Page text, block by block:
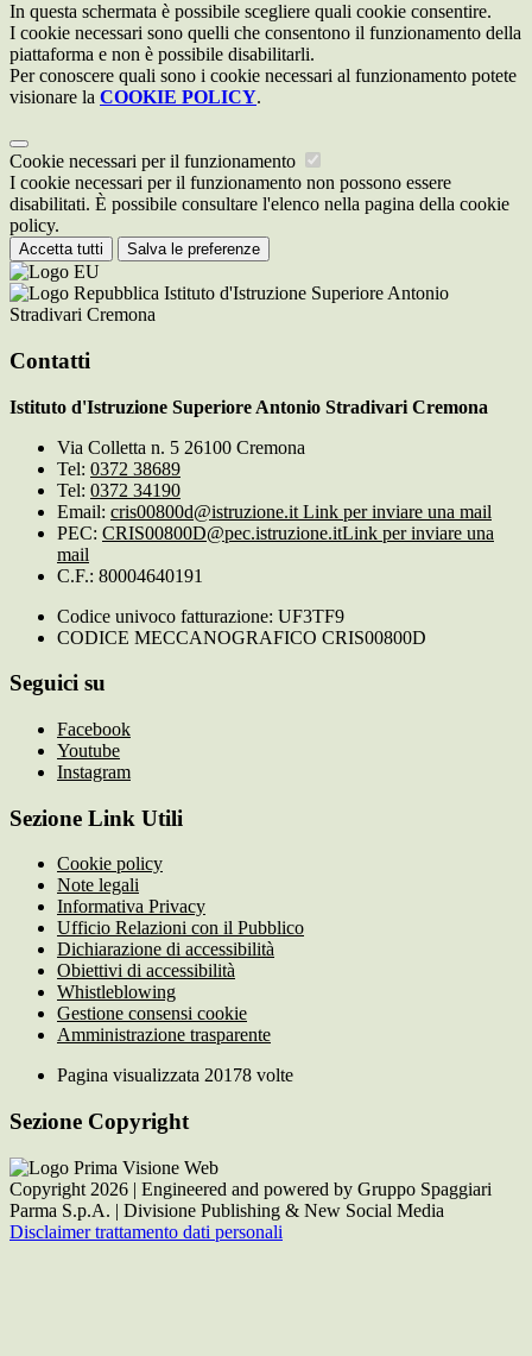
In questa schermata è possibile scegliere quali cookie consentire.
I cookie necessari sono quelli che consentono il funzionamento della
piattaforma e non è possibile disabilitarli.
Per conoscere quali sono i cookie necessari al funzionamento potete
visionare la COOKIE POLICY.
Cookie necessari per il funzionamento
I cookie necessari per il funzionamento non possono essere
disabilitati. È possibile consultare l'elenco nella pagina della cookie
policy.
Accetta tutti Salva le preferenze
Istituto d'Istruzione Superiore Antonio
Stradivari Cremona
Contatti
Istituto d'Istruzione Superiore Antonio Stradivari Cremona
Via Colletta n. 5 26100 Cremona
Tel: 0372 38689
Tel: 0372 34190
Email: cris00800d@istruzione.it Link per inviare una mail
PEC: CRIS00800D@pec.istruzione.itLink per inviare una
mail
C.F.: 80004640191
Codice univoco fatturazione: UF3TF9
CODICE MECCANOGRAFICO CRIS00800D
Seguici su
Facebook
Youtube
Instagram
Sezione Link Utili
Cookie policy
Note legali
Informativa Privacy
Ufficio Relazioni con il Pubblico
Dichiarazione di accessibilità
Obiettivi di accessibilità
Whistleblowing
Gestione consensi cookie
Amministrazione trasparente
Pagina visualizzata 20178 volte
Sezione Copyright
Copyright 2026 | Engineered and powered by Gruppo Spaggiari
Parma S.p.A. | Divisione Publishing & New Social Media
Disclaimer trattamento dati personali